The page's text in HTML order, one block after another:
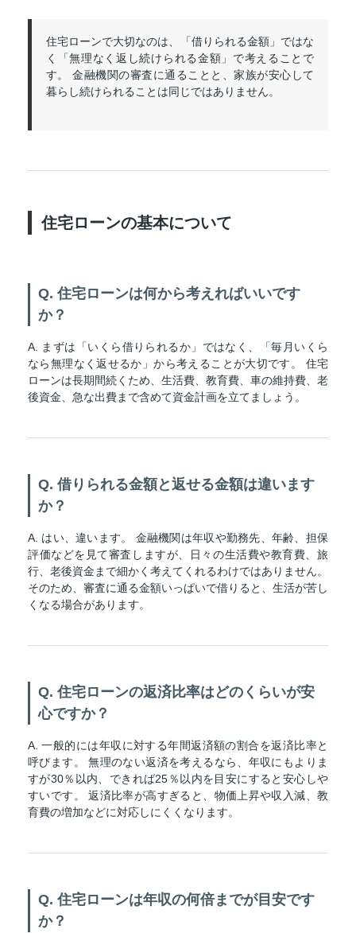
住宅ローンで大切なのは、「借りられる金額」ではな
く「無理なく返し続けられる金額」で考えることで
す。 金融機関の審査に通ることと、家族が安心して
暮らし続けられることは同じではありません。
住宅ローンの基本について
Q. 住宅ローンは何から考えればいいです
か？
A. まずは「いくら借りられるか」ではなく、「毎月いくら
なら無理なく返せるか」から考えることが大切です。 住宅
ローンは長期間続くため、生活費、教育費、車の維持費、老
後資金、急な出費まで含めて資金計画を立てましょう。
Q. 借りられる金額と返せる金額は違います
か？
A. はい、違います。 金融機関は年収や勤務先、年齢、担保
評価などを見て審査しますが、日々の生活費や教育費、旅
行、老後資金まで細かく考えてくれるわけではありません。
そのため、審査に通る金額いっぱいで借りると、生活が苦し
くなる場合があります。
Q. 住宅ローンの返済比率はどのくらいが安
心ですか？
A. 一般的には年収に対する年間返済額の割合を返済比率と
呼びます。 無理のない返済を考えるなら、年収にもよりま
すが30％以内、できれば25％以内を目安にすると安心しや
すいです。 返済比率が高すぎると、物価上昇や収入減、教
育費の増加などに対応しにくくなります。
Q. 住宅ローンは年収の何倍までが目安です
か？